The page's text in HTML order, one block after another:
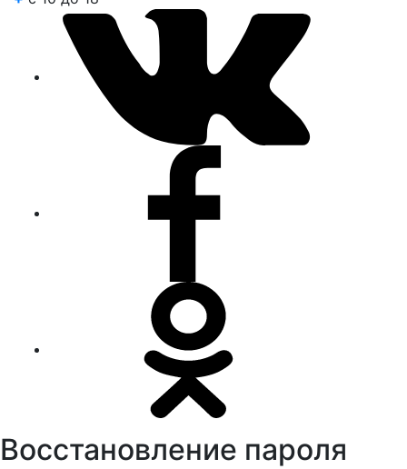
Восстановление пароля